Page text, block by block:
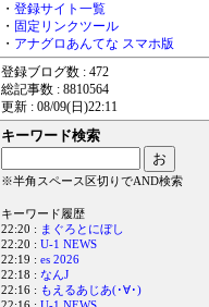
・ 登録サイト一覧
・ 固定リンクツール
・ アナグロあんてな スマホ版
登録ブログ数 : 472
総記事数 : 8810564
更新 : 08/09(日)22:11
キーワード検索
※半角スペース区切りでAND検索
キーワード履歴
22:20 : まぐろとにぼし
22:20 : U-1 NEWS
22:19 : es 2026
22:18 : なんJ
22:16 : もえるあじあ(･∀･)